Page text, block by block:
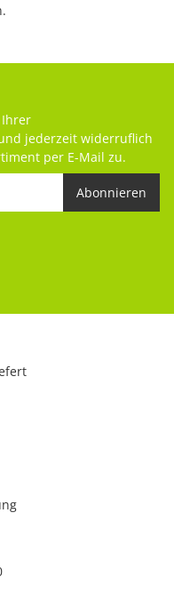
jederzeit widerruflich
per E-Mail zu.
Abonnieren